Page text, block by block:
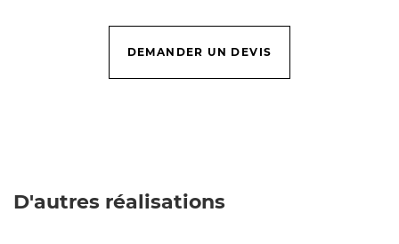
DEMANDER UN DEVIS
D'autres réalisations